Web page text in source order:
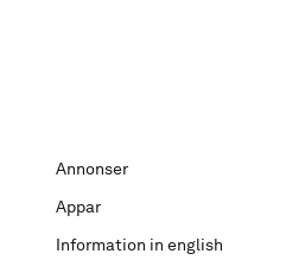
Annonser
Appar
Information in english